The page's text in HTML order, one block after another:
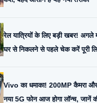
रेल यात्रियों के लिए बड़ी खबर! अगले
घर से निकलने से पहले चेक करें पूरी
Vivo का धमाका! 200MP कैमरा
नया 5G फोन आज होगा लॉन्च, जानें